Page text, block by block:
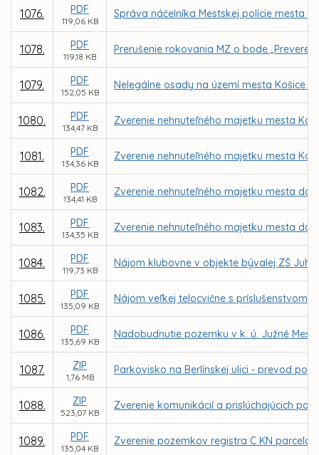
1076. PDF
119,06 KB
Správa náčelníka Mestskej polície mesta
1078. PDF
119,18 KB
Prerušenie rokovania MZ o bode
1079. PDF
152,05 KB
Nelegálne osady na území mesta Košice
1080. PDF
134,47 KB
Zverenie nehnuteľného majetku mesta
1081. PDF
134,36 KB
Zverenie nehnuteľného majetku mesta
1082. PDF
134,41 KB
Zverenie nehnuteľného majetku mesta do
1083. PDF
134,35 KB
Zverenie nehnuteľného majetku mesta do
1084. PDF
119,73 KB
Nájom klubovne v objekte bývalej ZŠ
1085. PDF
135,09 KB
Nájom veľkej telocvične s príslušenstvom
1086. PDF
135,69 KB
Nadobudnutie pozemku v k. ú. Južné
1087. ZIP
1,76 MB
Parkovisko na Berlínskej ulici - prevod
1088. ZIP
523,07 KB
Zverenie komunikácií a prislúchajúcich
1089. PDF
135,04 KB
Zverenie pozemkov registra C KN parcela